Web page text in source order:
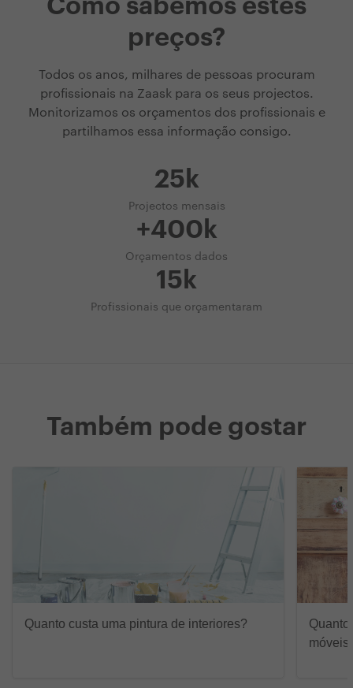
Como sabemos estes
preços?
Todos os anos, milhares de pessoas procuram
profissionais na Zaask para os seus projectos.
Monitorizamos os orçamentos dos profissionais e
partilhamos essa informação consigo.
25k
Projectos mensais
+400k
Orçamentos dados
15k
Profissionais que orçamentaram
Também pode gostar
Quanto custa uma pintura de interiores?